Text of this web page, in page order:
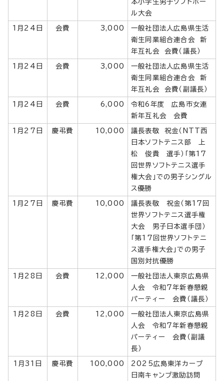
ル大会
1月24日 会費 3,000
一般社団法人広島県生活
衛生同業組合連合会 新
年互礼会 会費（議長）
1月24日 会費 3,000
一般社団法人広島県生活
衛生同業組合連合会 新
年互礼会 会費（副議長）
1月24日 会費 6,000
令和6年度 広島市女連
新年互礼会 会費
1月27日 慶弔費 10,000
議長表敬 祝金（NTT西
日本ソフトテニス部 上
松 俊貴 選手）「第17
回世界ソフトテニス選手
権大会」での男子シングル
ス優勝
1月27日 慶弔費 10,000
議長表敬 祝金（第17回
世界ソフトテニス選手権
大会 男子日本選手団）
「第17回世界ソフトテニ
ス選手権大会」での男子
国別対抗優勝
1月28日 会費 12,000
一般社団法人東京広島県
人会 令和7年新春懇親
パーティー 会費（議長）
1月28日 会費 12,000
一般社団法人東京広島県
人会 令和7年新春懇親
パーティー 会費（副議
長）
1月31日 慶弔費 100,000
2025広島東洋カープ
日南キャンプ激励訪問